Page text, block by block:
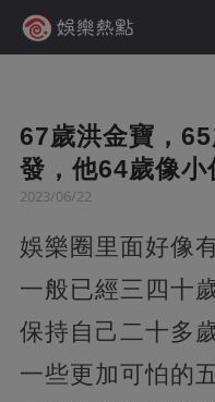
67歲洪金寶，
發，他64歲像小
2023/06/22
娛樂圈里面好像
一般已經三四十
保持自己二十多
一些更加可怕的